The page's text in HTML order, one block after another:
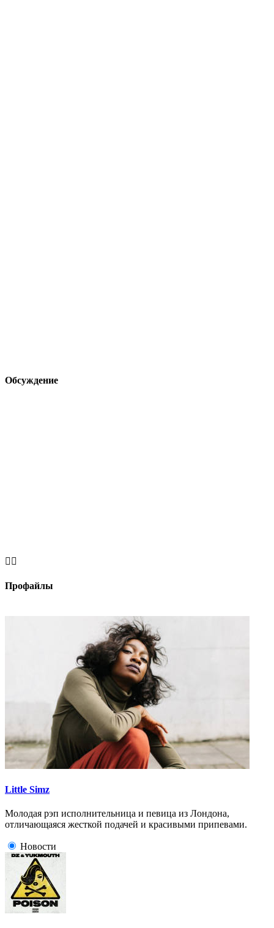
Обсуждение
 
Профайлы
Little Simz
Молодая рэп исполнительница и певица из Лондона,
отличающаяся жесткой подачей и красивыми припевами.
Новости